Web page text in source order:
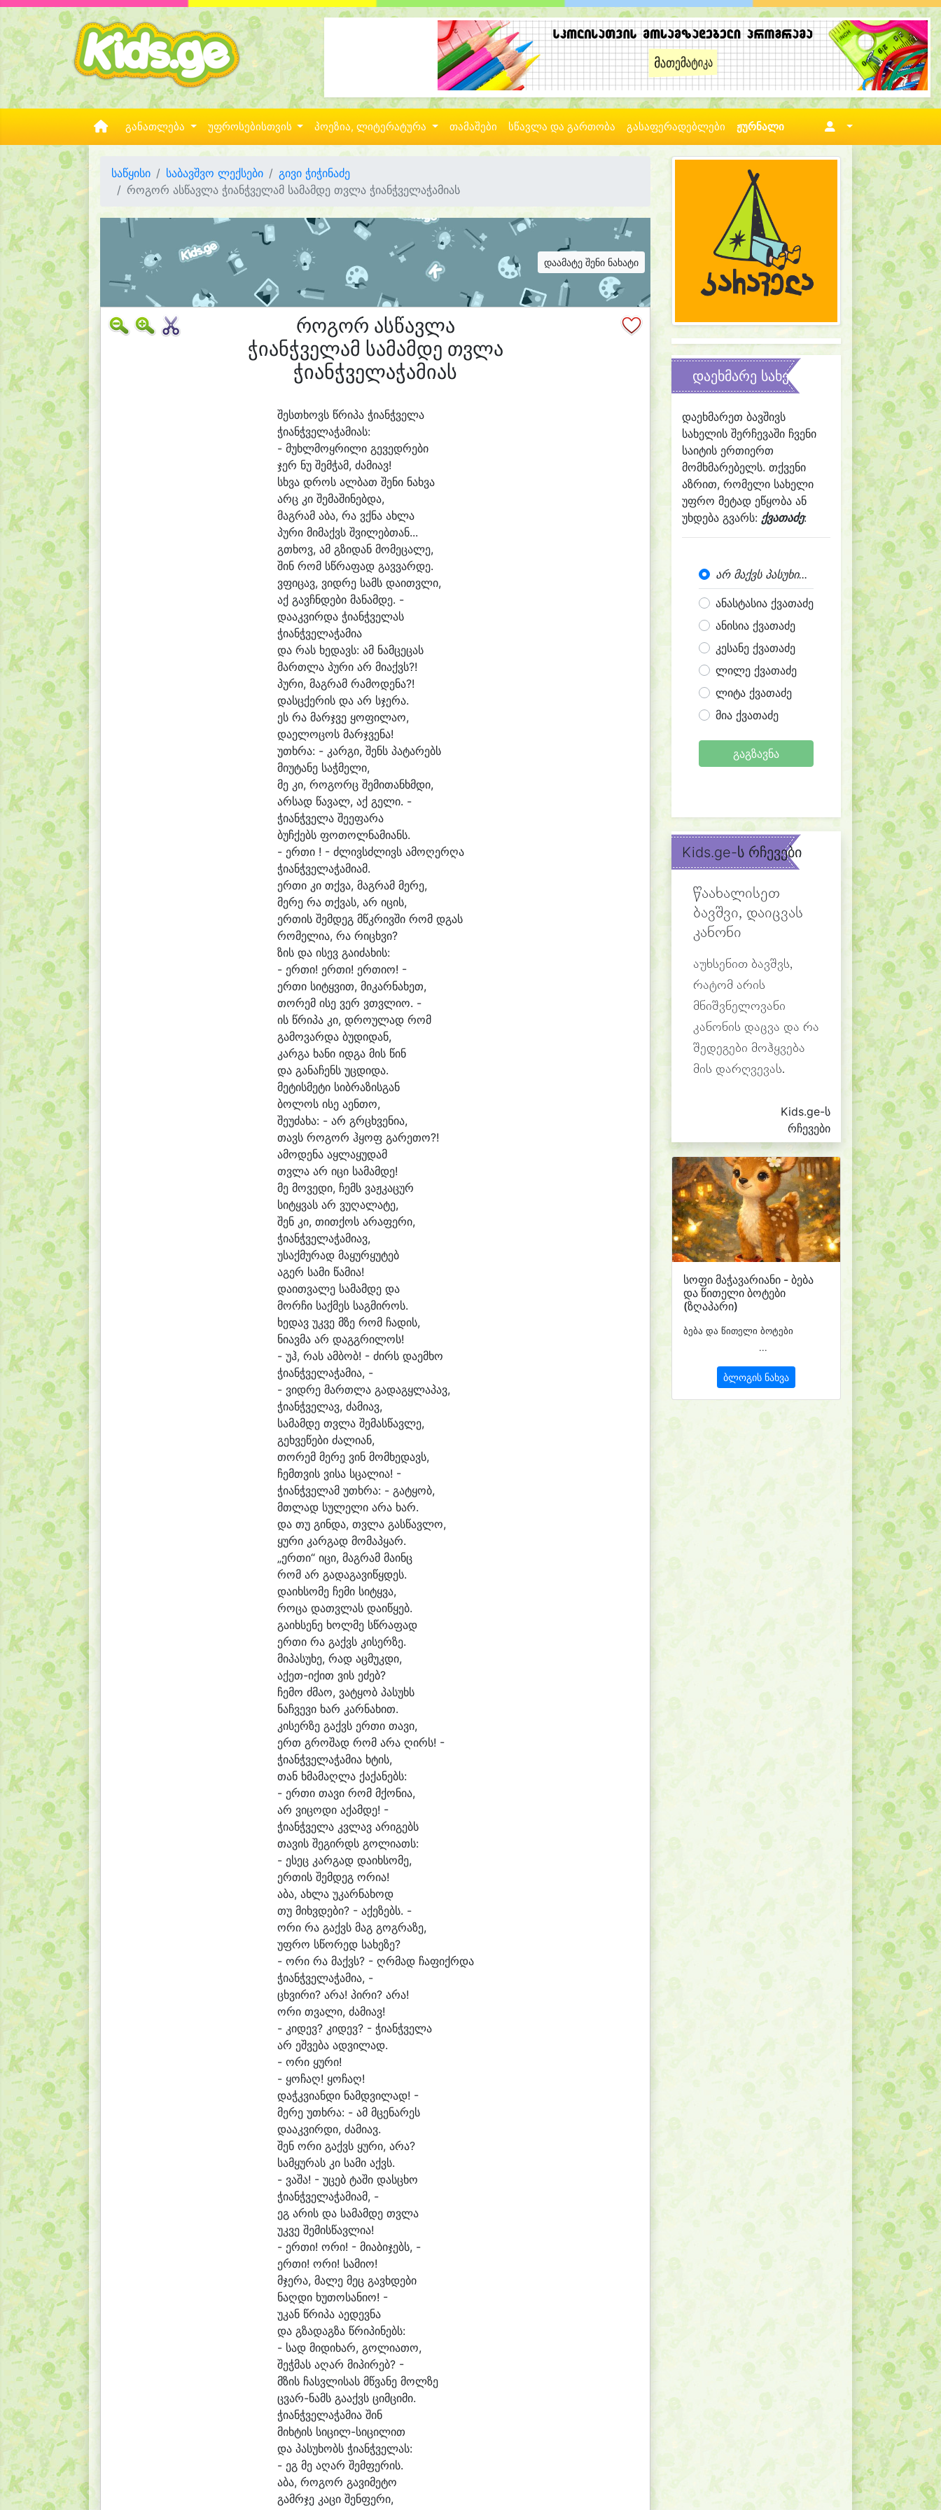
განათლება უფროსებისთვის პოეზია, ლიტერატურა თამაშები სწავლა და გართობა გასაფერადებლები ჟურნალი
საწყისი საბავშვო ლექსები
გივი ჭიჭინაძე
როგორ ასწავლა ჭიანჭველამ სამამდე თვლა ჭიანჭველაჭამიას
დაამატე შენი ნახატი
როგორ ასწავლა
ჭიანჭველამ სამამდე თვლა
ჭიანჭველაჭამიას
შესთხოვს წრიპა ჭიანჭველა
ჭიანჭველაჭამიას:
- მუხლმოყრილი გევედრები
ჯერ ნუ შემჭამ, ძამიავ!
სხვა დროს ალბათ შენი ნახვა
არც კი შემაშინებდა,
მაგრამ აბა, რა ვქნა ახლა
პური მიმაქვს შვილებთან...
გთხოვ, ამ გზიდან მომეცალე,
შინ რომ სწრაფად გავვარდე.
ვფიცავ, ვიდრე სამს დაითვლი,
აქ გავჩნდები მანამდე. -
დააკვირდა ჭიანჭველას
ჭიანჭველაჭამია
და რას ხედავს: ამ ნამცეცას
მართლა პური არ მიაქვს?!
პური, მაგრამ რამოდენა?!
დასცქერის და არ სჯერა.
ეს რა მარჯვე ყოფილაო,
დაელოცოს მარჯვენა!
უთხრა: - კარგი, შენს პატარებს
მიუტანე საჭმელი,
მე კი, როგორც შემითანხმდი,
არსად წავალ, აქ გელი. -
ჭიანჭველა შეეფარა
ბუჩქებს ფოთოლნამიანს.
- ერთი ! - ძლივსძლივს ამოღერღა
ჭიანჭველაჭამიამ.
ერთი კი თქვა, მაგრამ მერე,
მერე რა თქვას, არ იცის,
ერთის შემდეგ მწკრივში რომ დგას
რომელია, რა რიცხვი?
ზის და ისევ გაიძახის:
- ერთი! ერთი! ერთიო! -
ერთი სიტყვით, მიკარნახეთ,
თორემ ისე ვერ ვთვლიო. -
ის წრიპა კი, დროულად რომ
გამოვარდა ბუდიდან,
კარგა ხანი იდგა მის წინ
და განაჩენს უცდიდა.
მეტისმეტი სიბრაზისგან
ბოლოს ისე აენთო,
შეუძახა: - არ გრცხვენია,
თავს როგორ ჰყოფ გარეთო?!
ამოდენა აყლაყუდამ
თვლა არ იცი სამამდე!
მე მოვედი, ჩემს ვაჟკაცურ
სიტყვას არ ვუღალატე,
შენ კი, თითქოს არაფერი,
ჭიანჭველაჭამიავ,
უსაქმურად მაყურყუტებ
აგერ სამი წამია!
დაითვალე სამამდე და
მორჩი საქმეს საგმიროს.
ხედავ უკვე მზე რომ ჩადის,
ნიავმა არ დაგგრილოს!
- უჰ, რას ამბობ! - ძირს დაემხო
ჭიანჭველაჭამია, -
- ვიდრე მართლა გადაგყლაპავ,
ჭიანჭველავ, ძამიავ,
სამამდე თვლა შემასწავლე,
გეხვეწები ძალიან,
თორემ მერე ვინ მომხედავს,
ჩემთვის ვისა სცალია! -
ჭიანჭველამ უთხრა: - გატყობ,
მთლად სულელი არა ხარ.
და თუ გინდა, თვლა გასწავლო,
ყური კარგად მომაპყარ.
„ერთი“ იცი, მაგრამ მაინც
რომ არ გადაგავიწყდეს.
დაიხსომე ჩემი სიტყვა,
როცა დათვლას დაიწყებ.
გაიხსენე ხოლმე სწრაფად
ერთი რა გაქვს კისერზე.
მიპასუხე, რად აცმუკდი,
აქეთ-იქით ვის ეძებ?
ჩემო ძმაო, ვატყობ პასუხს
ნაჩვევი ხარ კარნახით.
კისერზე გაქვს ერთი თავი,
ერთ გროშად რომ არა ღირს! -
ჭიანჭველაჭამია ხტის,
თან ხმამაღლა ქაქანებს:
- ერთი თავი რომ მქონია,
არ ვიცოდი აქამდე! -
ჭიანჭველა კვლავ არიგებს
თავის შეგირდს გოლიათს:
- ესეც კარგად დაიხსომე,
ერთის შემდეგ ორია!
აბა, ახლა უკარნახოდ
თუ მიხვდები? - აქეზებს. -
ორი რა გაქვს მაგ გოგრაზე,
უფრო სწორედ სახეზე?
- ორი რა მაქვს? - ღრმად ჩაფიქრდა
ჭიანჭველაჭამია, -
ცხვირი? არა! პირი? არა!
ორი თვალი, ძამიავ!
- კიდევ? კიდევ? - ჭიანჭველა
არ ეშვება ადვილად.
- ორი ყური!
- ყოჩაღ! ყოჩაღ!
დაჭკვიანდი ნამდვილად! -
მერე უთხრა: - ამ მცენარეს
დააკვირდი, ძამიავ.
შენ ორი გაქვს ყური, არა?
სამყურას კი სამი აქვს.
- ვაშა! - უცებ ტაში დასცხო
ჭიანჭველაჭამიამ, -
ეგ არის და სამამდე თვლა
უკვე შემისწავლია!
- ერთი! ორი! - მიაბიჯებს, -
ერთი! ორი! სამიო!
მჯერა, მალე მეც გავხდები
ნაღდი ხუთოსანიო! -
უკან წრიპა აედევნა
და გზადაგზა წრიპინებს:
- სად მიდიხარ, გოლიათო,
შეჭმას აღარ მიპირებ? -
მზის ჩასვლისას მწვანე მოლზე
ცვარ-ნამს გააქვს ციმციმი.
ჭიანჭველაჭამია შინ
მიხტის სიცილ-სიცილით
და პასუხობს ჭიანჭველას:
- ეგ მე აღარ შემფერის.
აბა, როგორ გავიმეტო
გამრჯე კაცი შენფერი,
დაეხმარე სახელის შერჩევაში
დაეხმარეთ ბავშივს
სახელის შერჩევაში ჩვენი
საიტის ერთიერთ
მომხმარებელს. თქვენი
აზრით, რომელი სახელი
უფრო მეტად ეწყობა ან
უხდება გვარს: ქვათაძე:
არ მაქვს პასუხი...
ანასტასია ქვათაძე
ანისია ქვათაძე
კესანე ქვათაძე
ლილე ქვათაძე
ლიტა ქვათაძე
მია ქვათაძე
გაგზავნა
Kids.ge-ს რჩევები
წაახალისეთ
ბავშვი, დაიცვას
კანონი
აუხსენით ბავშვს,
რატომ არის
მნიშვნელოვანი
კანონის დაცვა და რა
შედეგები მოჰყვება
მის დარღვევას.
Kids.ge-ს
რჩევები
სოფი მაჭავარიანი - ბება
და წითელი ბოტები
(ზღაპარი)
ბება და წითელი ბოტები
...
ბლოგის ნახვა